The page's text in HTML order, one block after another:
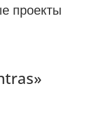
проекты